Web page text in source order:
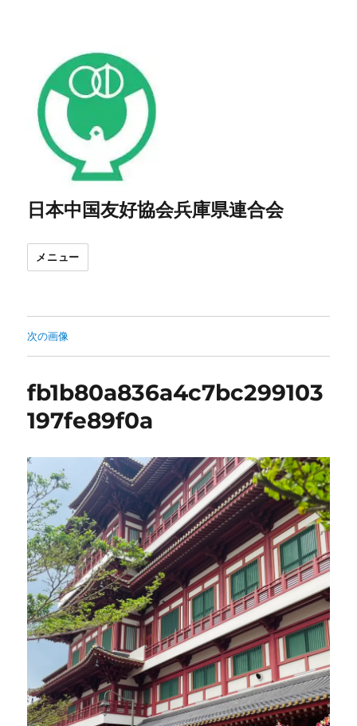
日本中国友好協会兵庫県連合会
メニュー
次の画像
fb1b80a836a4c7bc299103
197fe89f0a